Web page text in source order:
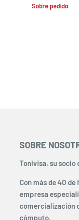
Sobre pedido
SOBRE
Tonivisa, su socio
Con más de 40
empresa
comercialización
cómputo.